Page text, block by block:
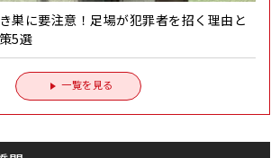
巣に要注意！足場が犯罪者を招く理由と
5選
一覧を見る